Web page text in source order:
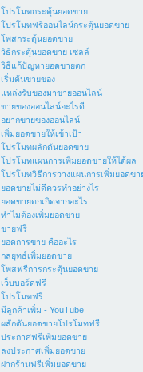
โปรโมทกระตุ้นยอดขาย
โปรโมทฟรีออนไลน์กระตุ้นยอดขาย
โพสกระตุ้นยอดขาย
วิธีกระตุ้นยอดขาย เซลล์
วิธีแก้ปัญหายอดขายตก
เริ่มต้นขายของ
แหล่งรับของมาขายออนไลน์
ขายของออนไลน์อะไรดี
อยากขายของออนไลน์
เพิ่มยอดขายให้เข้าเป้า
โปรโมทผลักดันยอดขาย
โปรโมทแผนการเพิ่มยอดขายให้ได้ผล
โปรโมทวิธีการวางแผนการเพิ่มยอดขา
ยอดขายไม่ดีควรทำอย่างไร
ยอดขายตกเกิดจากอะไร
ทำไมต้องเพิ่มยอดขาย
ขายฟรี
ยอดการขาย คืออะไร
กลยุทธ์เพิ่มยอดขาย
โพสฟรีการกระตุ้นยอดขาย
เว็บบอร์ดฟรี
โปรโมทฟรี
มีลูกค้าเพิ่ม - YouTube
ผลักดันยอดขายโปรโมทฟรี
ประกาศฟรีเพิ่มยอดขาย
ลงประกาศเพิ่มยอดขาย
ฝากร้านฟรีเพิ่มยอดขาย